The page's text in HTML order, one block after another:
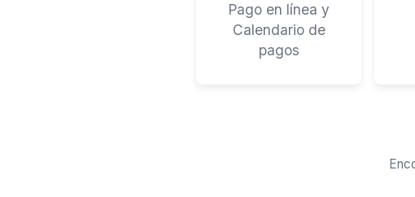
Pago en línea y
Calendario de
pagos